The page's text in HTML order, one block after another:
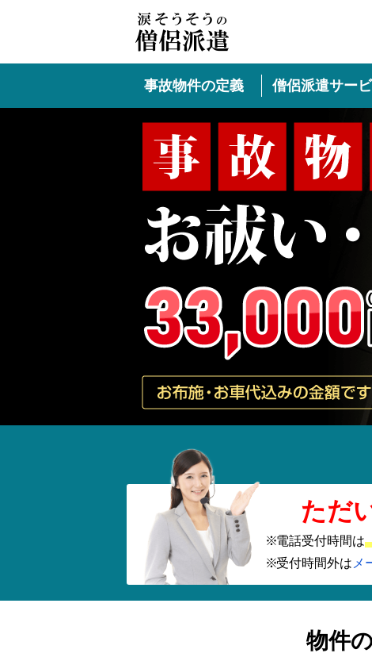
事故物件の定義 僧侶派遣サー
ただ
電話受付時間は
受付時間外は メ
物件